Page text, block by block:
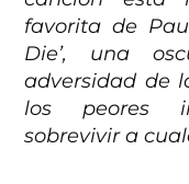
favorita de
Die’, una
adversidad de
los peores
sobrevivir a